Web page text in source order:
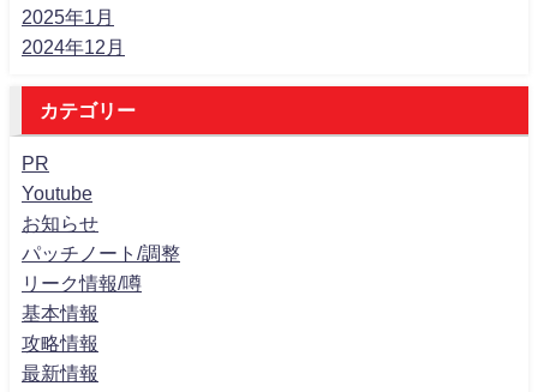
2025年1月
2024年12月
カテゴリー
PR
Youtube
お知らせ
パッチノート/調整
リーク情報/噂
基本情報
攻略情報
最新情報